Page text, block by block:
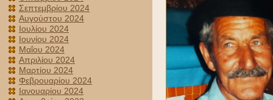
Σεπτεμβρίου 2024
Αυγούστου 2024
Ιουλίου 2024
Ιουνίου 2024
Μαΐου 2024
Απριλίου 2024
Μαρτίου 2024
Φεβρουαρίου 2024
Ιανουαρίου 2024